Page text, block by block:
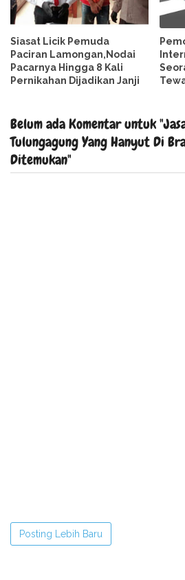
Siasat Licik Pemuda
Paciran Lamongan,Nodai
Pacarnya Hingga 8 Kali
Pernikahan Dijadikan Janji
Belum ada Komentar untuk
Tulungagung Yang Hanyut Di
Ditemukan"
Posting Lebih Baru